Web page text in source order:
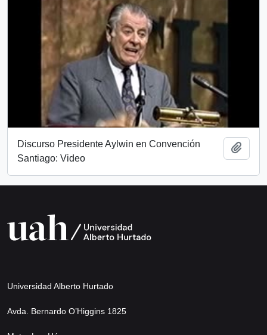
Discurso Presidente Aylwin en Convención
Santiago: Video
Universidad Alberto Hurtado
Avda. Bernardo O’Higgins 1825